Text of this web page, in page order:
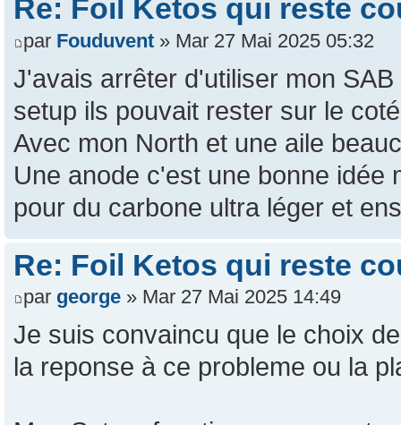
Re: Foil Ketos qui reste
par Fouduvent » Mar 27 Mai 2025 05:32
J'avais arrêter d'utiliser mon
setup ils pouvait rester sur le
Avec mon North et une aile
Une anode c'est une bonne idée
pour du carbone ultra léger et
Re: Foil Ketos qui reste
par george » Mar 27 Mai 2025 14:49
Je suis convaincu que le choix
la reponse à ce probleme ou la